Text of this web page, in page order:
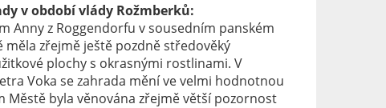
v období vlády Rožmberků:
Anny z Roggendorfu v sousedním panském
zřejmě ještě pozdně středověký
plochy s okrasnými rostlinami. V
Voka se zahrada mění ve velmi hodnotnou
Městě byla věnována zřejmě větší pozornost